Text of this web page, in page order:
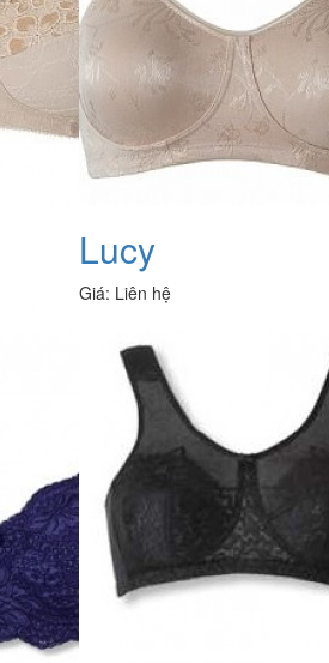
Lucy
Giá: Liên hệ